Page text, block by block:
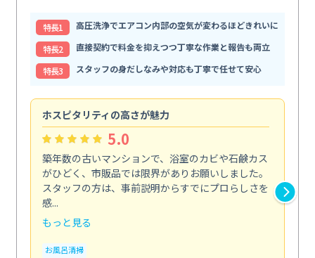
特⻑1
高圧洗浄でエアコン内部の空気が変わるほどきれいに
特⻑2
直接契約で料金を抑えつつ丁寧な作業と報告も両立
特⻑3
スタッフの身だしなみや対応も丁寧で任せて安心
ホスピタリティの高さが魅力
5.0
築年数の古いマンションで、浴室のカビや石鹸カス
がひどく、市販品では限界がありお願いしました。
スタッフの方は、事前説明からすでにプロらしさを
感...
もっと見る
お風呂清掃